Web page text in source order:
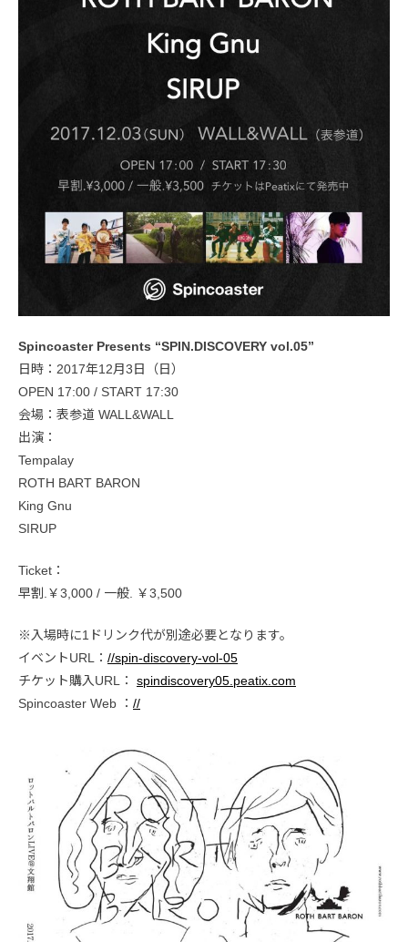
Spincoaster Presents “SPIN.DISCOVERY vol.05”
日時：2017年12月3日（日）
OPEN 17:00 / START 17:30
会場：表参道 WALL&WALL
出演：
Tempalay
ROTH BART BARON
King Gnu
SIRUP
Ticket：
早割.￥3,000 / 一般. ￥3,500
※入場時に1ドリンク代が別途必要となります。
イベントURL： //spin-discovery-vol-05
チケット購入URL： spindiscovery05.peatix.com
Spincoaster Web ： //